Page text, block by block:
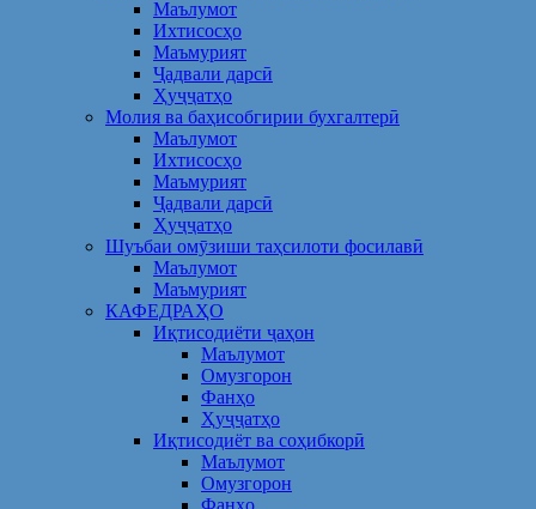
Маълумот
Ихтисосҳо
Маъмурият
Ҷадвали дарсӣ
Ҳуҷҷатҳо
Молия ва баҳисобгирии бухгалтерӣ
Маълумот
Ихтисосҳо
Маъмурият
Ҷадвали дарсӣ
Ҳуҷҷатҳо
Шуъбаи омӯзиши таҳсилоти фосилавӣ
Маълумот
Маъмурият
КАФЕДРАҲО
Иқтисодиёти ҷаҳон
Маълумот
Омузгорон
Фанҳо
Ҳуҷҷатҳо
Иқтисодиёт ва соҳибкорӣ
Маълумот
Омузгорон
Фанҳо